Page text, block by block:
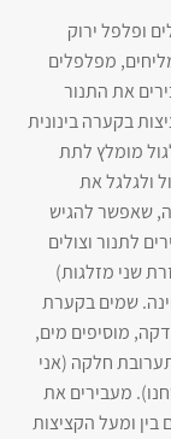
בצלים ופלפל ירוק
מפלפלים
את התנור
בקערה בינונית
מומלץ לתת
ולגלגל את
שאפשר להגיש
לתנור וצולים
(בעזרת שני מזלגות)
שמים בקערת
מוסיפים מים,
תערובת חלקה (אני
מעבירים את
מעלות. מניחים בין ומעל הקציצות